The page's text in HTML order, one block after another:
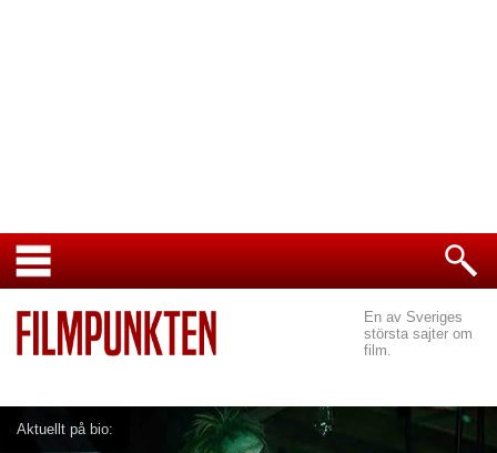
En av Sveriges
största sajter om
film.
Aktuellt på bio: